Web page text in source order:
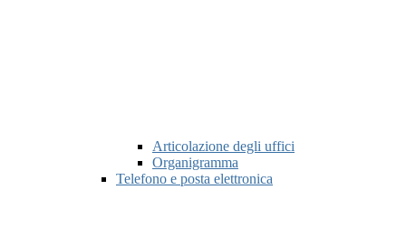
Articolazione degli uffici
Organigramma
Telefono e posta elettronica